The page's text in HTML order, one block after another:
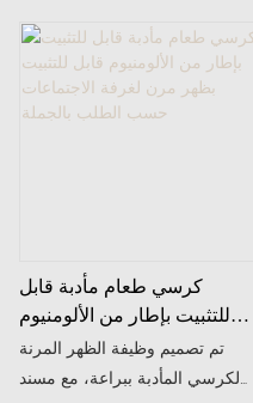
يوفر دعمًا قويًا وثباتًا ممتازًا. مقعده
ومسند ظهره مُنجدان بقماش
رمادي، مما يوفر تجربة جلوس
كرسي طعام مأدبة قابل
للتثبيت بإطار من الألومنيوم
قابل للتثبيت بظهر مرن لغرفة
الاجتماعات حسب الطلب
تم تصميم وظيفة الظهر المرنة
لكرسي المأدبة ببراعة، مع مسند